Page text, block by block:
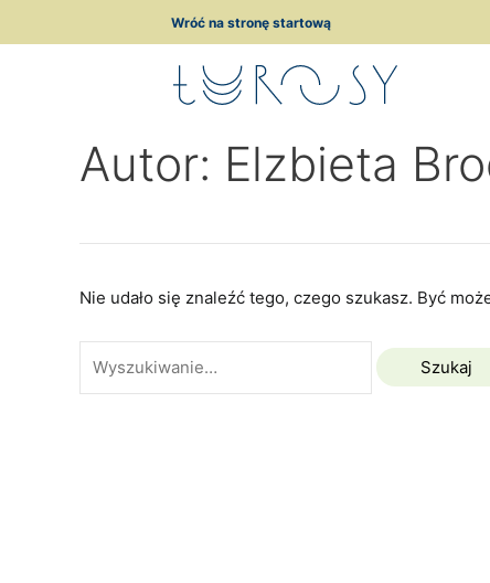
Wróć na stronę startową
Autor: Elzbieta
Nie udało się znaleźć tego, czego szukasz. Być